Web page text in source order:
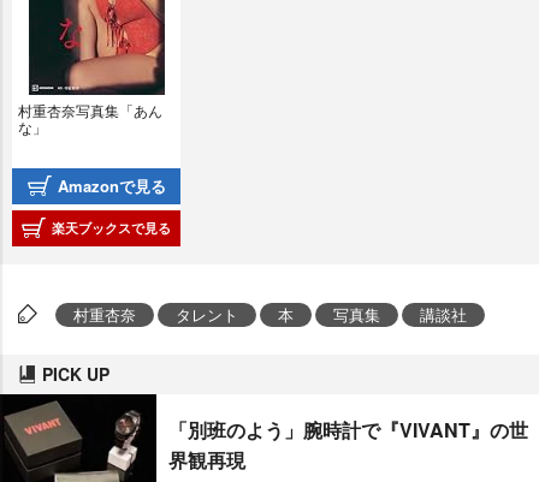
村重杏奈写真集「あん
な」
Amazonで見る
楽天ブックスで見る
村重杏奈 タレント 本 写真集 講談社
PICK UP
「別班のよう」腕時計で『VIVANT』の世
界観再現